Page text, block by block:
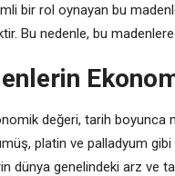
bir rol oynayan bu
Bu nedenle, bu
değeri, tarih boyunca
platin ve palladyum
dünya genelindeki arz ve